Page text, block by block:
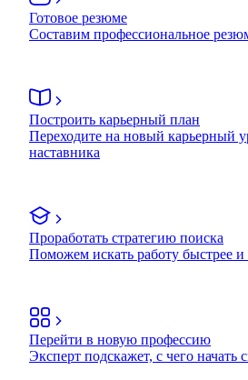
Готовое резюме
Составим профессиональное
Построить карьерный план
Переходите на новый карьерный
наставника
Проработать стратегию поиска
Поможем искать работу быстрее
Перейти в новую профессию
Эксперт подскажет, с чего начать